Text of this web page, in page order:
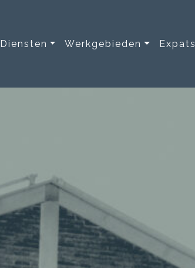
Diensten Werkgebieden Expats